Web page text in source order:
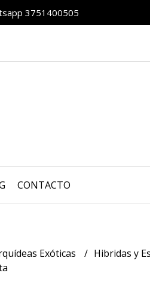
3751400505
CONTACTO
Exóticas
Hibridas y